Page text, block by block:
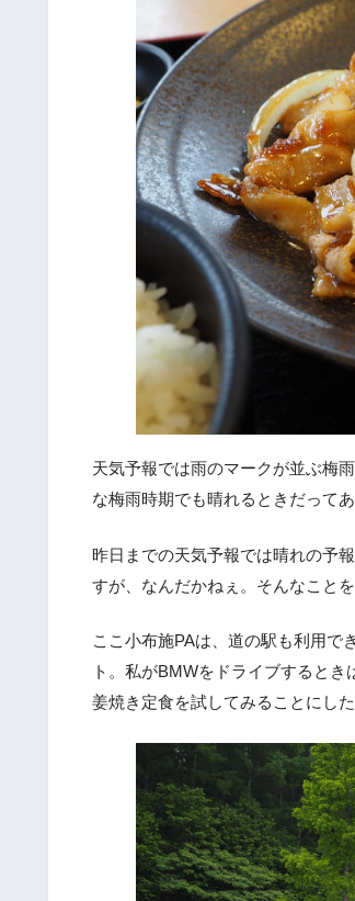
天気予報では雨のマークが並ぶ梅
な梅雨時期でも晴れるときだって
昨日までの天気予報では晴れの予
すが、なんだかねぇ。そんなこと
ここ小布施PAは、道の駅も利用で
ト。私がBMWをドライブすると
姜焼き定食を試してみることにし